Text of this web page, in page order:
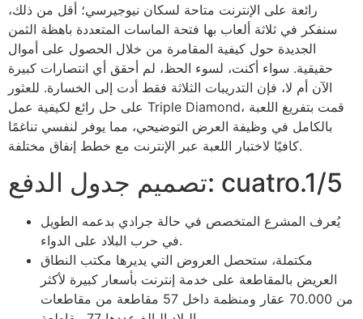
رائعة على الإنترنت متاحة لسكان نيوجيرسي؛ أقل من ذلك،
سنفكر في ثلاثة ألعاب بها فتحة الماسات المتعددة باهظة الثمن
الجديدة حول كيفية المقامرة من خلال الحصول على أموال
حقيقية. سواء أكنت، لسوء الحظ، لم أحقق أي انتصارات كبيرة
الآن أم لا، فإن التدريبات الثلاثة فقط أدت إلى الخسارة. للعثور
على حل رائع لكيفية عمل Triple Diamond، قمت بتفريغ اللعبة
بالكامل في وظيفة العرض التوضيحي، مما يوفر لنفسي تناغمًا
كافيًا لاختبار اللعبة عبر الإنترنت مع خطط إنفاق مختلفة.
تصميم جدول الدفع: cuatro.1/5
يُعرف المشرع المتخصص في حالة جرادي بدعمه الطويل
في حرب البلاد على الدواء.
مكتملة، ستحصل العروض التي يديرها مكتب النطاق
العريض بالمقاطعة على خدمة إنترنت بأسعار كبيرة لأكثر
من 70.000 عقار ومنظمة داخل 57 مقاطعة من مقاطعات